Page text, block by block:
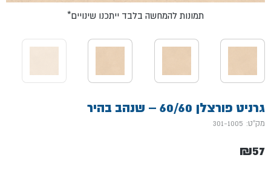
גרניט פורצלן 60/60 – שנהב בהיר
מק"ט: 301-1005
₪57
*תמונות להמחשה בלבד ייתכנו שינויים